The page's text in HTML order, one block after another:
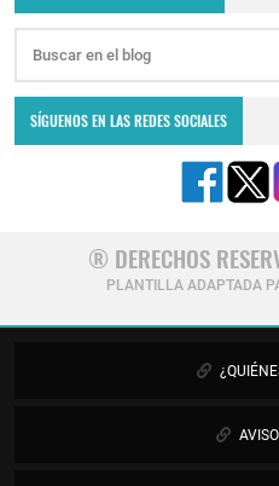
SÍGUENOS EN LAS REDES SOCIALES
® DERECHOS
PLANTILLA ADAPTADA